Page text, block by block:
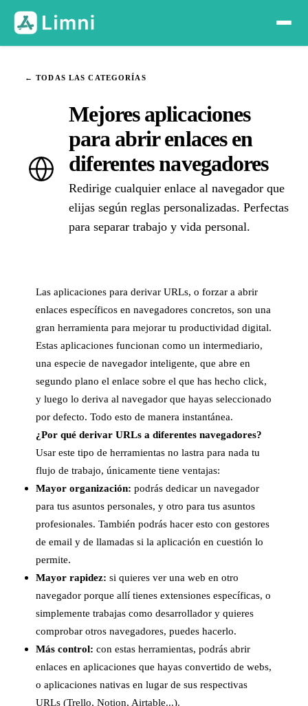
← TODAS LAS CATEGORÍAS
Mejores aplicaciones
para abrir enlaces en
diferentes navegadores
Redirige cualquier enlace al navegador que
elijas según reglas personalizadas. Perfectas
para separar trabajo y vida personal.
Las aplicaciones para derivar URLs, o forzar a abrir
enlaces específicos en navegadores concretos, son una
gran herramienta para mejorar tu productividad digital.
Estas aplicaciones funcionan como un intermediario,
una especie de navegador inteligente, que abre en
segundo plano el enlace sobre el que has hecho click,
y luego lo deriva al navegador que hayas seleccionado
por defecto. Todo esto de manera instantánea.
¿Por qué derivar URLs a diferentes navegadores?
Usar este tipo de herramientas no lastra para nada tu
flujo de trabajo, únicamente tiene ventajas:
Mayor organización: podrás dedicar un navegador
para tus asuntos personales, y otro para tus asuntos
profesionales. También podrás hacer esto con gestores
de email y de llamadas si la aplicación en cuestión lo
permite.
Mayor rapidez: si quieres ver una web en otro
navegador porque allí tienes extensiones específicas, o
simplemente trabajas como desarrollador y quieres
comprobar otros navegadores, puedes hacerlo.
Más control: con estas herramientas, podrás abrir
enlaces en aplicaciones que hayas convertido de webs,
o aplicaciones nativas en lugar de sus respectivas
URLs (Trello, Notion, Airtable...).